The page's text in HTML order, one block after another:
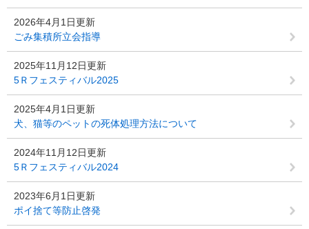
2026年4月1日更新
ごみ集積所立会指導
2025年11月12日更新
5Ｒフェスティバル2025
2025年4月1日更新
犬、猫等のペットの死体処理方法について
2024年11月12日更新
5Ｒフェスティバル2024
2023年6月1日更新
ポイ捨て等防止啓発